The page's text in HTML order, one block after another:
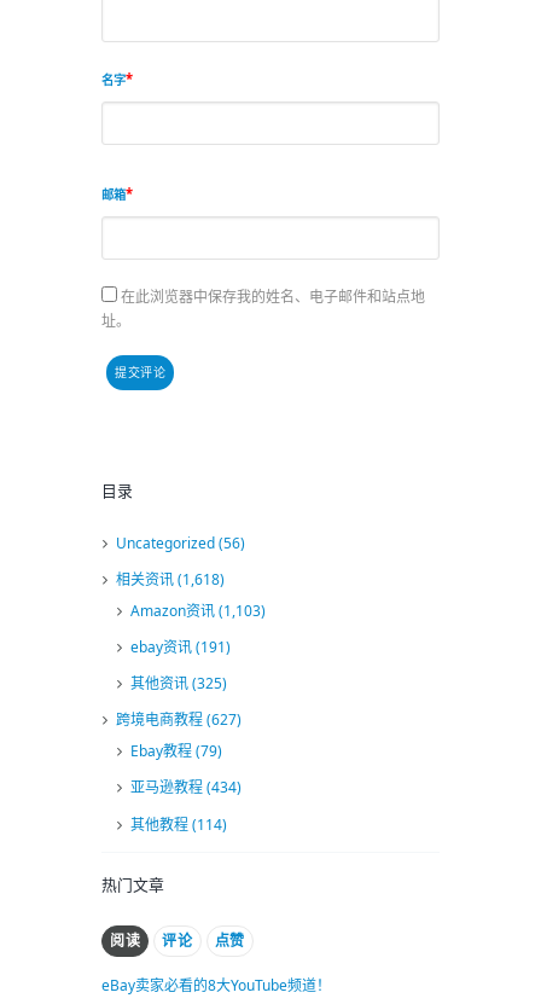
名字
邮箱
在此浏览器中保存我的姓名、电子邮件和站点地
址。
目录
Uncategorized(56)
相关资讯(1,618)
Amazon资讯(1,103)
ebay资讯(191)
其他资讯(325)
跨境电商教程(627)
Ebay教程(79)
亚马逊教程(434)
其他教程(114)
热门文章
阅读 评论 点赞
eBay卖家必看的8大YouTube频道！